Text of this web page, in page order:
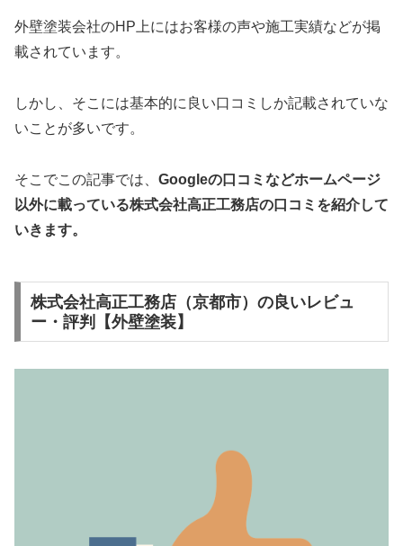
外壁塗装会社のHP上にはお客様の声や施工実績などが掲
載されています。
しかし、そこには基本的に良い口コミしか記載されていな
いことが多いです。
そこでこの記事では、 Googleの口コミなどホームページ
以外に載っている株式会社高正工務店の口コミを紹介して
いきます。
株式会社高正工務店（京都市）の良いレビュ
ー・評判【外壁塗装】